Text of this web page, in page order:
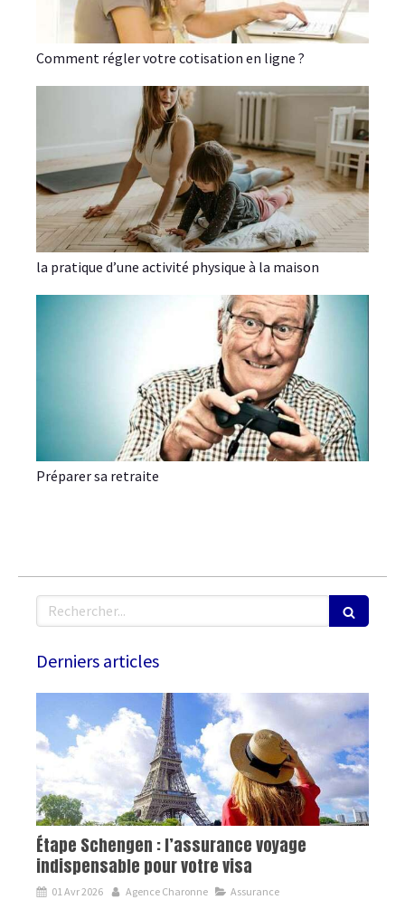
Comment régler votre cotisation en ligne ?
la pratique d’une activité physique à la maison
Préparer sa retraite
Rechercher
Derniers articles
Étape Schengen : l’assurance voyage
indispensable pour votre visa
01 Avr 2026 Agence Charonne Assurance